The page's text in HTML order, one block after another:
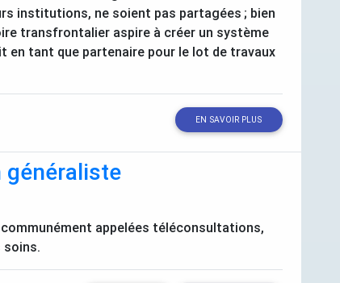
institutions, ne soient pas partagées ; bien
transfrontalier aspire à créer un système
en tant que partenaire pour le lot de travaux
EN SAVOIR PLUS
généraliste
appelées téléconsultations,
soins.